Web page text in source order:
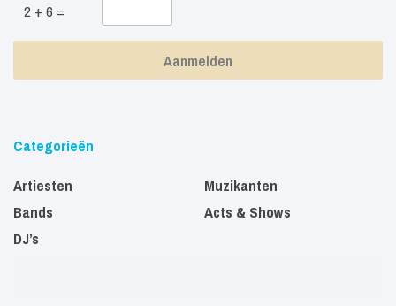
2 + 6 =
Categorieën
Artiesten
Bands
DJ’s
Muzikanten
Acts & Shows